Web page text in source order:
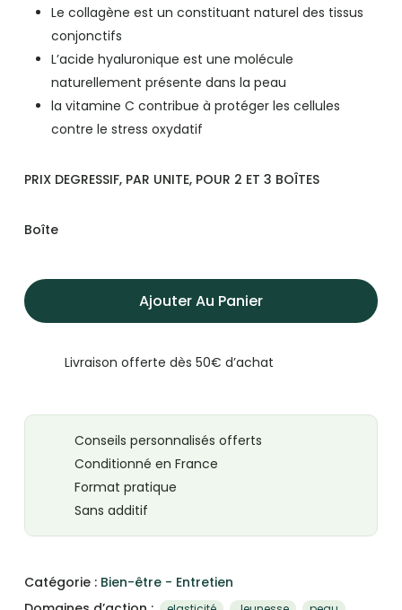
Le collagène est un constituant naturel des tissus
conjonctifs
L’acide hyaluronique est une molécule
naturellement présente dans la peau
la vitamine C contribue à protéger les cellules
contre le stress oxydatif
PRIX DEGRESSIF, PAR UNITE, POUR 2 ET 3 BOÎTES
Boîte
Ajouter Au Panier
Livraison offerte dès 50€ d’achat
Conseils personnalisés offerts
Conditionné en France
Format pratique
Sans additif
Catégorie : Bien-être - Entretien